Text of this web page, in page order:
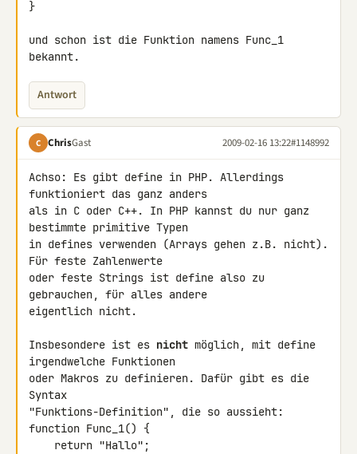
}
und schon ist die Funktion namens Func_1
bekannt.
Antwort
C ChrisGast 2009-02-16 13:22#1148992
Achso: Es gibt define in PHP. Allerdings
funktioniert das ganz anders
als in C oder C++. In PHP kannst du nur ganz
bestimmte primitive Typen
in defines verwenden (Arrays gehen z.B. nicht).
Für feste Zahlenwerte
oder feste Strings ist define also zu
gebrauchen, für alles andere
eigentlich nicht.
Insbesondere ist es nicht möglich, mit define
irgendwelche Funktionen
oder Makros zu definieren. Dafür gibt es die
Syntax
"Funktions-Definition", die so aussieht:
function Func_1() {